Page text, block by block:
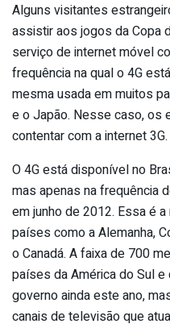
Alguns visitantes
assistir aos jogos da Copa
serviço de internet móvel
frequência na qual o 4G
mesma usada em muitos
e o Japão. Nesse caso, os
contentar com a internet 3G.
O 4G está disponível no
mas apenas na frequência
em junho de 2012. Essa é
países como a Alemanha,
o Canadá. A faixa de 700
países da América do Sul
governo ainda este ano,
canais de televisão que